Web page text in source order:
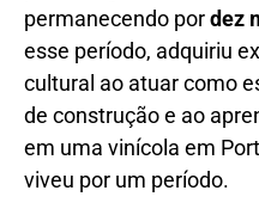
permanecendo pordez
esse período, adquiriu
cultural ao atuar como
de construção e ao
em uma vinícola em
viveu por um período.